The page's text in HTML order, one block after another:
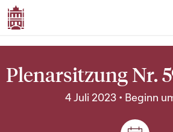
Plenarsitzung Nr.
4 Juli 2023 • Beginn